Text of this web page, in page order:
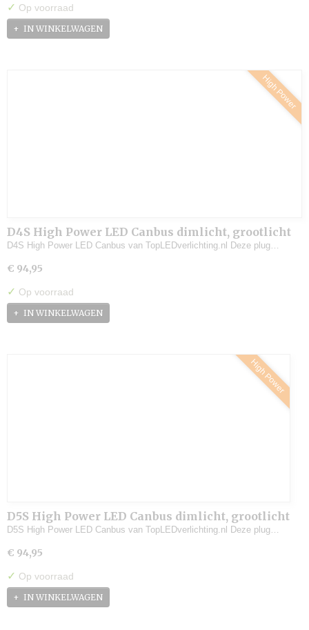
✓ Op voorraad
IN WINKELWAGEN
High Power
D4S High Power LED Canbus dimlicht, grootlicht
(set)
D4S High Power LED Canbus van TopLEDverlichting.nl Deze plug…
€ 94,95
✓ Op voorraad
IN WINKELWAGEN
High Power
D5S High Power LED Canbus dimlicht, grootlicht
(set)
D5S High Power LED Canbus van TopLEDverlichting.nl Deze plug…
€ 94,95
✓ Op voorraad
IN WINKELWAGEN